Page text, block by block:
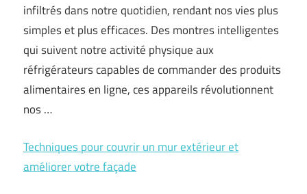
infiltrés dans notre quotidien, rendant nos vies plus
simples et plus efficaces. Des montres intelligentes
qui suivent notre activité physique aux
réfrigérateurs capables de commander des produits
alimentaires en ligne, ces appareils révolutionnent
nos …
Techniques pour couvrir un mur extérieur et
améliorer votre façade